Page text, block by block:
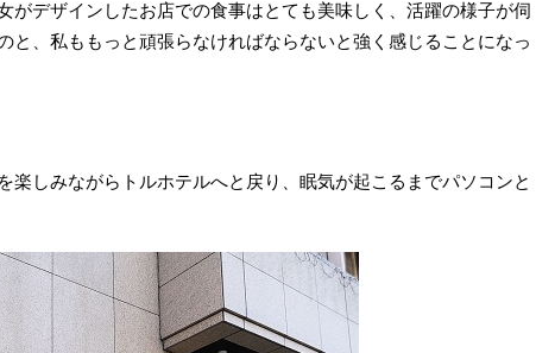
がデザインしたお店での食事はとても美味しく、活躍の様子が伺
と、私ももっと頑張らなければならないと強く感じることになっ
楽しみながらトルホテルへと戻り、眠気が起こるまでパソコンと